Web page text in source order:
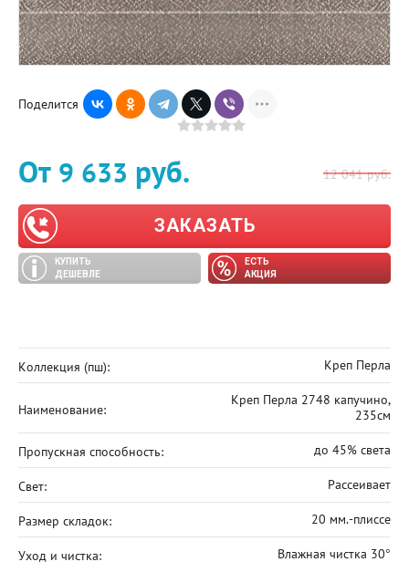
Поделится
12 041руб.
От 9 633 руб.
ЗАКАЗАТЬ
КУПИТЬ
ДЕШЕВЛЕ
ЕСТЬ
АКЦИЯ
Коллекция (пш): Креп Перла
Наименование:
Креп Перла 2748 капучино,
235см
Пропускная способность: до 45% света
Свет: Рассеивает
Размер складок: 20 мм.-плиссе
Уход и чистка: Влажная чистка 30°